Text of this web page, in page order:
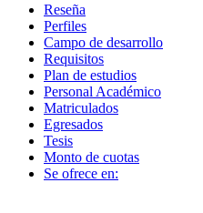
Reseña
Perfiles
Campo de desarrollo
Requisitos
Plan de estudios
Personal Académico
Matriculados
Egresados
Tesis
Monto de cuotas
Se ofrece en: